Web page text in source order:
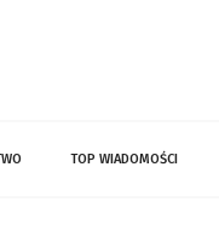
TOP WIADOMOŚCI